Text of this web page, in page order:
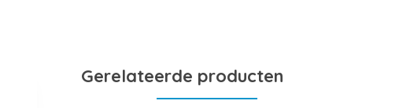
Gerelateerde producten